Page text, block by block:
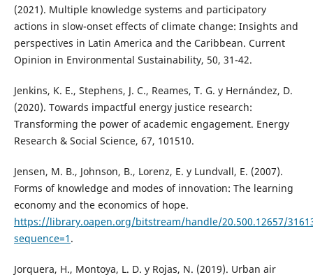
(2021). Multiple knowledge systems and participatory
actions in slow-onset effects of climate change: Insights and
perspectives in Latin America and the Caribbean. Current
Opinion in Environmental Sustainability, 50, 31-42.
Jenkins, K. E., Stephens, J. C., Reames, T. G. y Hernández, D.
(2020). Towards impactful energy justice research:
Transforming the power of academic engagement. Energy
Research & Social Science, 67, 101510.
Jensen, M. B., Johnson, B., Lorenz, E. y Lundvall, E. (2007).
Forms of knowledge and modes of innovation: The learning
economy and the economics of hope.
https://library.oapen.org/bitstream/handle/20.500.12657/
sequence=1 .
Jorquera, H., Montoya, L. D. y Rojas, N. (2019). Urban air